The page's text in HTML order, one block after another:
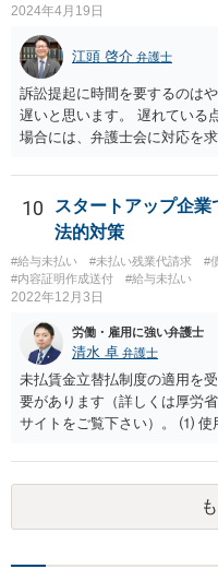
2024年4月19日
江頭 啓介 弁護士
訴訟提起に時間を要するのは
遅いと思います。 遅れている
場合には、弁護士会に対応を
10
スタートアップ企
法的対策
#給与未払い #未払い残業代請求 #
#内容証明作成送付
#給与未払い
2022年12月3日
労働・雇用に強い弁護士
清水 卓 弁護士
未払賃金立替払制度の適用を
要があります（詳しくは厚労
サイトをご覧下さい）。 ⑴
産管財人等に倒産の事実等を
（中小企業について、事業活
金支払能力がない場合） → 労
者が、倒産について裁判所へ